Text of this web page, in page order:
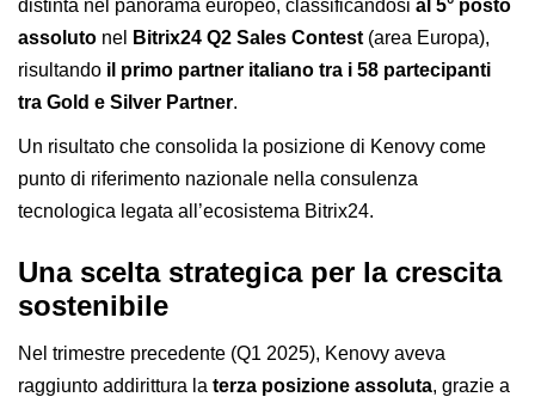
distinta nel panorama europeo, classificandosi al 5° posto
assoluto nel Bitrix24 Q2 Sales Contest (area Europa),
risultando il primo partner italiano tra i 58 partecipanti
tra Gold e Silver Partner.
Un risultato che consolida la posizione di Kenovy come
punto di riferimento nazionale nella consulenza
tecnologica legata all’ecosistema Bitrix24.
Una scelta strategica per la crescita
sostenibile
Nel trimestre precedente (Q1 2025), Kenovy aveva
raggiunto addirittura la terza posizione assoluta, grazie a